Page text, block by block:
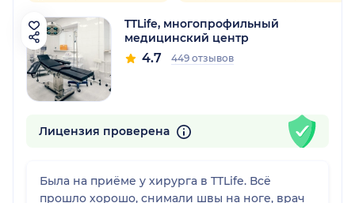
TTLife, многопрофильный
медицинский центр
4.7 449 отзывов
Лицензия проверена
Была на приёме у хирурга в TTLife. Всё
прошло хорошо, снимали швы на ноге, врач